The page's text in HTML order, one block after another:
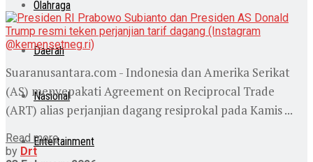
Olahraga
Daerah
Nasional
Entertainment
Suaranusantara.com - Indonesia dan Amerika Serikat
(AS) menyepakati Agreement on Reciprocal Trade
(ART) alias perjanjian dagang resiprokal pada Kamis ...
Read more
by Drt